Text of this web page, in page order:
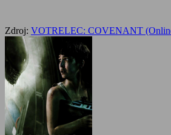
Zdroj: VOTRELEC: COVENANT